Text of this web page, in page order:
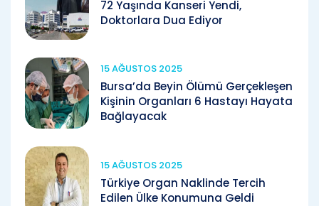
72 Yaşında Kanseri Yendi,
Doktorlara Dua Ediyor
15 AĞUSTOS 2025
Bursa’da Beyin Ölümü Gerçekleşen
Kişinin Organları 6 Hastayı Hayata
Bağlayacak
15 AĞUSTOS 2025
Türkiye Organ Naklinde Tercih
Edilen Ülke Konumuna Geldi